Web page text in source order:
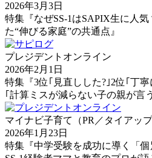
2026年3月3日
特集『なぜSS-1はSAPIX生に人
た“伸びる家庭”の共通点』
プレジデントオンライン
2026年2月1日
特集『3位｢見直しした?｣2位｢丁
｢計算ミスが減らない子の親が言
マイナビ子育て（PR／タイアップ
2026年1月23日
特集『中学受験を成功に導く「